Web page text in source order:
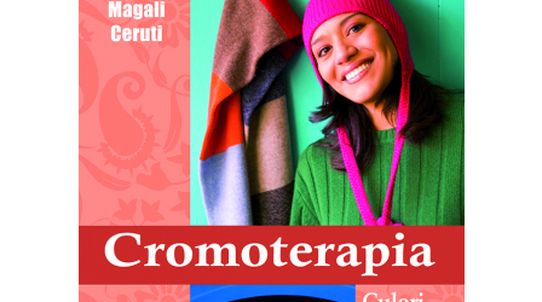
Extratereștrii
Transformare spirituală
Psihologie
Dezvoltare personală
Seria Montauk